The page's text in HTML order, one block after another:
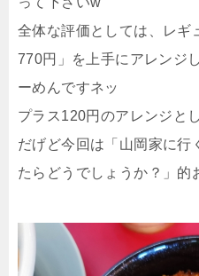
全体な評価としては、レギ
770円」を上手にアレンジ
ーめんですネッ
プラス120円のアレンジと
だげど今回は「山岡家に行
たらどうでしょうか？」的